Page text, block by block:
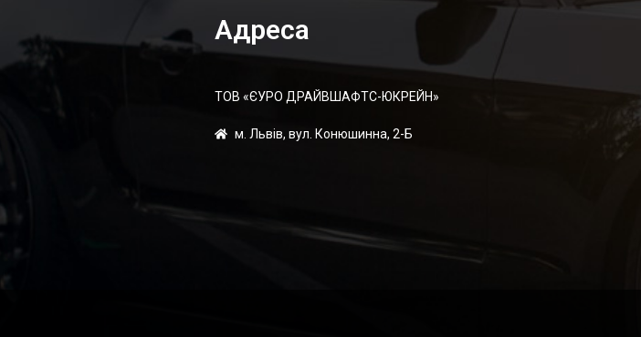
Адреса
ТОВ «ЄУРО ДРАЙВШАФТC-ЮКРЕЙН»
м. Львів, вул. Конюшинна, 2-Б